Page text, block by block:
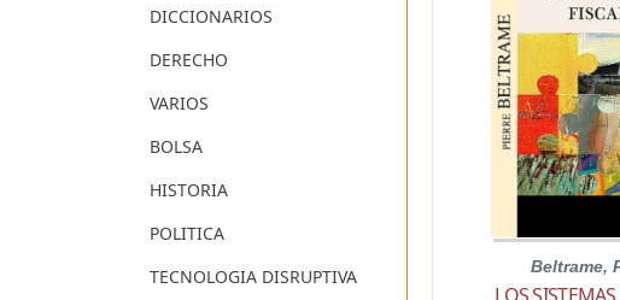
DICCIONARIOS
DERECHO
VARIOS
BOLSA
HISTORIA
POLITICA
TECNOLOGIA DISRUPTIVA
Beltrame,